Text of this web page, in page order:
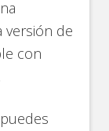
versión de
con